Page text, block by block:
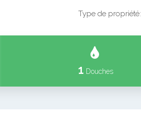
Type de propriété:
1 Douches